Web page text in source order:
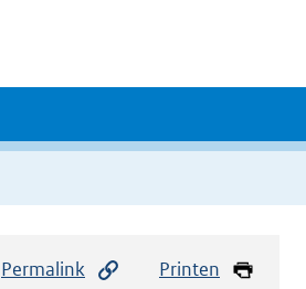
Permalink Printen